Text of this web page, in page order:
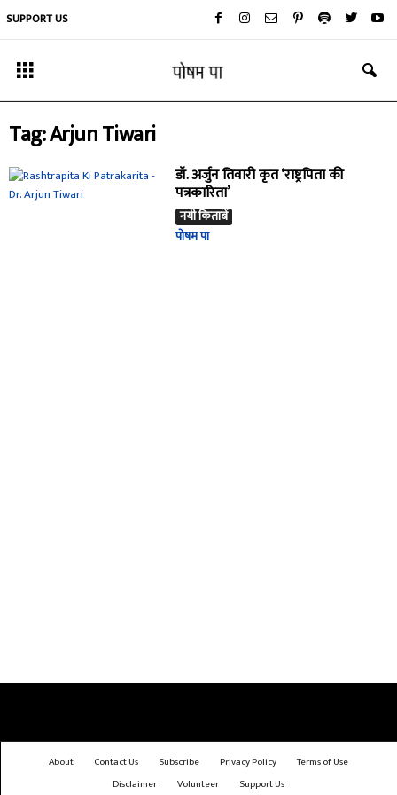
SUPPORT US
Tag: Arjun Tiwari
डॉ. अर्जुन तिवारी कृत ‘राष्ट्रपिता की
पत्रकारिता’
नयी किताबें
पोषम पा
About Contact Us Subscribe Privacy Policy
Terms of Use
Disclaimer
Volunteer Support Us